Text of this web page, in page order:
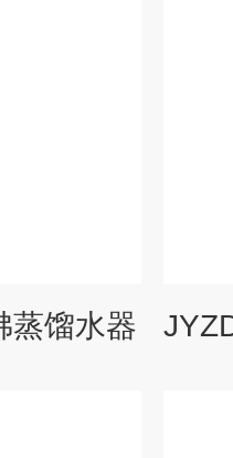
蒸馏水器